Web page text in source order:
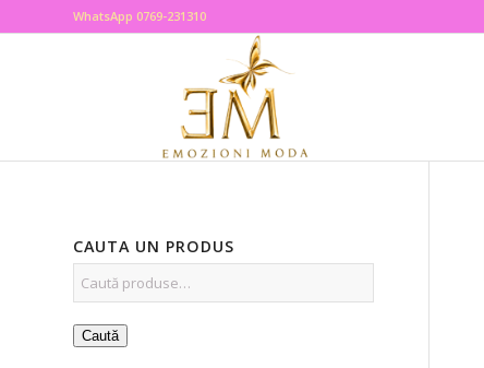
WhatsApp 0769-231310
CAUTA UN PRODUS
Caută